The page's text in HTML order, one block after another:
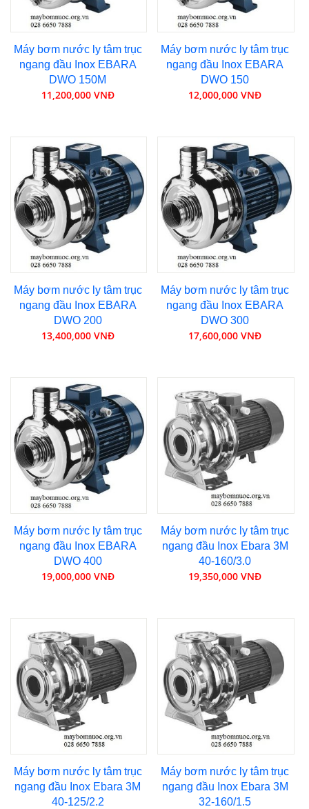
Máy bơm nước ly tâm trục
ngang đầu Inox EBARA
DWO 150M
11,200,000 VNĐ
Máy bơm nước ly tâm trục
ngang đầu Inox EBARA
DWO 150
12,000,000 VNĐ
Máy bơm nước ly tâm trục
ngang đầu Inox EBARA
DWO 200
13,400,000 VNĐ
Máy bơm nước ly tâm trục
ngang đầu Inox EBARA
DWO 300
17,600,000 VNĐ
Máy bơm nước ly tâm trục
ngang đầu Inox EBARA
DWO 400
19,000,000 VNĐ
Máy bơm nước ly tâm trục
ngang đầu Inox Ebara 3M
40-160/3.0
19,350,000 VNĐ
Máy bơm nước ly tâm trục
ngang đầu Inox Ebara 3M
40-125/2.2
Máy bơm nước ly tâm trục
ngang đầu Inox Ebara 3M
32-160/1.5